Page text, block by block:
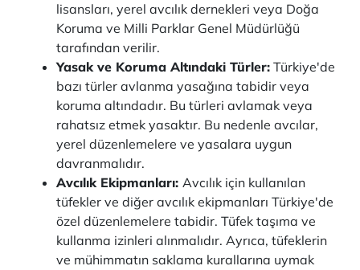
lisansları, yerel avcılık dernekleri veya Doğa
Koruma ve Milli Parklar Genel Müdürlüğü
tarafından verilir.
Yasak ve Koruma Altındaki Türler: Türkiye'de
bazı türler avlanma yasağına tabidir veya
koruma altındadır. Bu türleri avlamak veya
rahatsız etmek yasaktır. Bu nedenle avcılar,
yerel düzenlemelere ve yasalara uygun
davranmalıdır.
Avcılık Ekipmanları: Avcılık için kullanılan
tüfekler ve diğer avcılık ekipmanları Türkiye'de
özel düzenlemelere tabidir. Tüfek taşıma ve
kullanma izinleri alınmalıdır. Ayrıca, tüfeklerin
ve mühimmatın saklama kurallarına uymak